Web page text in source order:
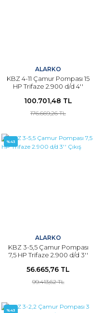
ALARKO
KBZ 4-11 Çamur Pompası 15
HP Trifaze 2.900 d/d 4''
100.701,48 TL
176.669,26 TL
%43
ALARKO
KBZ 3-5,5 Çamur Pompası
7,5 HP Trifaze 2.900 d/d 3''
56.665,76 TL
99.413,62 TL
%43